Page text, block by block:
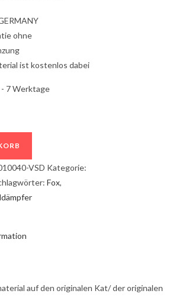
ohne
ist kostenlos dabei
7 Werktage
VSD Kategorie:
Fox,
auf den originalen Kat/ der originalen